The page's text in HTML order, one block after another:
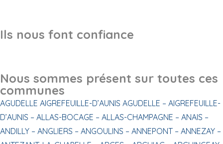
Ils nous font confiance
Nous sommes présent sur toutes ces
communes
AGUDELLE AIGREFEUILLE-D’AUNIS AGUDELLE – AIGREFEUILLE-
D’AUNIS – ALLAS-BOCAGE – ALLAS-CHAMPAGNE – ANAIS –
ANDILLY – ANGLIERS – ANGOULINS – ANNEPONT – ANNEZAY –